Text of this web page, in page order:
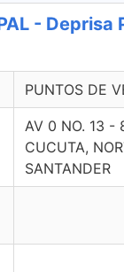
- Deprisa
PUNTOS DE
AV 0 NO. 13 -
CUCUTA,
SANTANDER